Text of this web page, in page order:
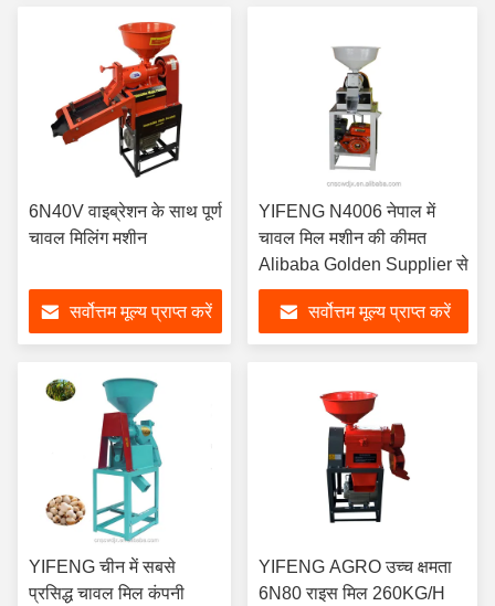
6N40V वाइब्रेशन के साथ पूर्ण
चावल मिलिंग मशीन
सर्वोत्तम मूल्य प्राप्त करें
YIFENG N4006 नेपाल में
चावल मिल मशीन की कीमत
Alibaba Golden Supplier से
सर्वोत्तम मूल्य प्राप्त करें
YIFENG चीन में सबसे
प्रसिद्ध चावल मिल कंपनी
YIFENG AGRO उच्च क्षमता
6N80 राइस मिल 260KG/H